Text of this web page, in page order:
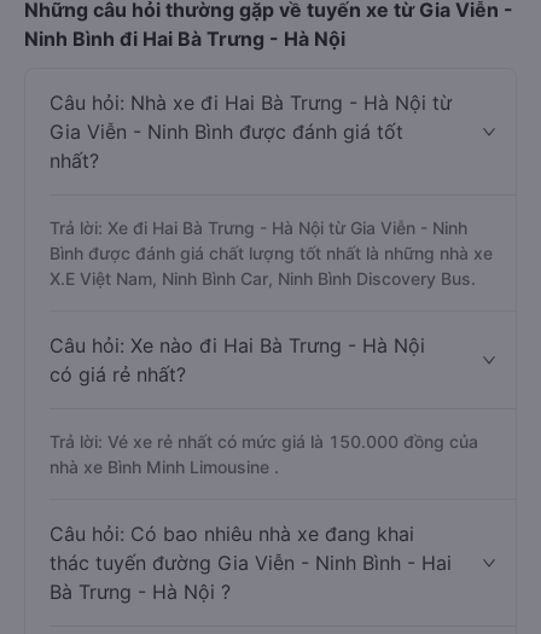
Những câu hỏi thường gặp về tuyến xe từ Gia Viễn -
Ninh Bình đi Hai Bà Trưng - Hà Nội
Câu hỏi: Nhà xe đi Hai Bà Trưng - Hà Nội từ
Gia Viễn - Ninh Bình được đánh giá tốt
nhất?
Trả lời: Xe đi Hai Bà Trưng - Hà Nội từ Gia Viễn - Ninh
Bình được đánh giá chất lượng tốt nhất là những nhà xe
X.E Việt Nam, Ninh Bình Car, Ninh Bình Discovery Bus.
Câu hỏi: Xe nào đi Hai Bà Trưng - Hà Nội
có giá rẻ nhất?
Trả lời: Vé xe rẻ nhất có mức giá là 150.000 đồng của
nhà xe Bình Minh Limousine .
Câu hỏi: Có bao nhiêu nhà xe đang khai
thác tuyến đường Gia Viễn - Ninh Bình - Hai
Bà Trưng - Hà Nội ?